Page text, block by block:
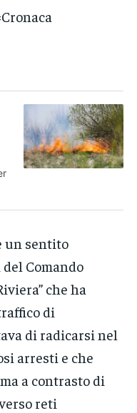
un sentito
Comando
che ha
di
di radicarsi nel
arresti e che
a contrasto di
reti